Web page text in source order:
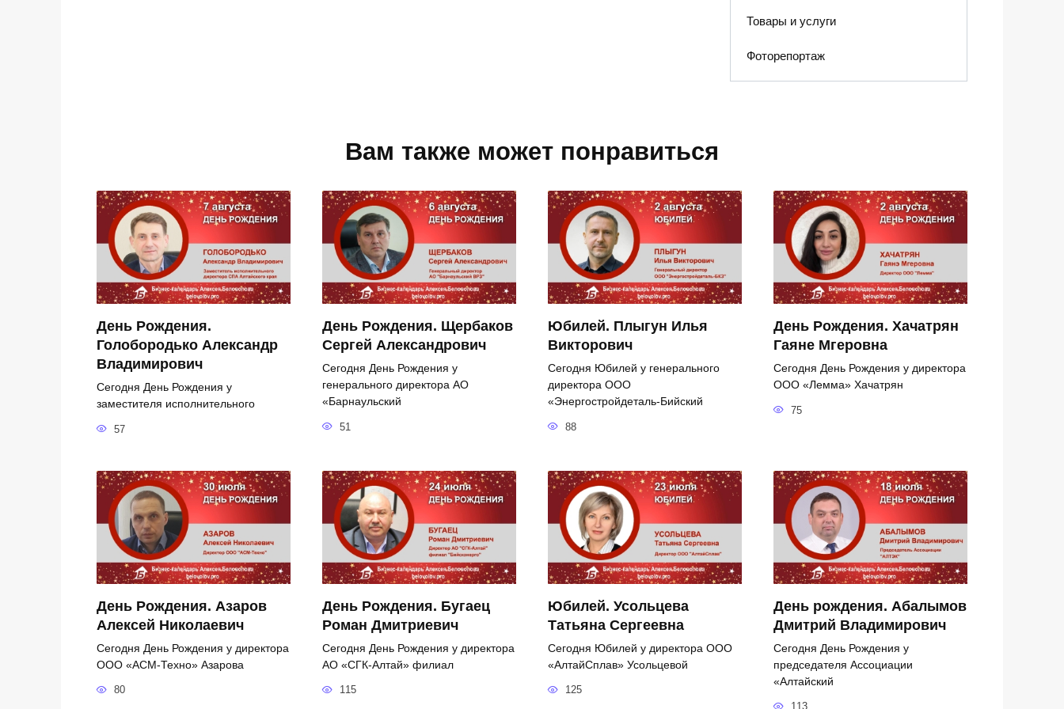
Товары и услуги
Фоторепортаж
Вам также может понравиться
День Рождения.
Голобородько Александр
Владимирович
Сегодня День Рождения у
заместителя исполнительного
57
День Рождения. Щербаков
Сергей Александрович
Сегодня День Рождения у
генерального директора АО
«Барнаульский
51
Юбилей. Плыгун Илья
Викторович
Сегодня Юбилей у генерального
директора ООО
«Энергостройдеталь-Бийский
88
День Рождения. Хачатрян
Гаяне Мгеровна
Сегодня День Рождения у директора
ООО «Лемма» Хачатрян
75
День Рождения. Азаров
Алексей Николаевич
Сегодня День Рождения у директора
ООО «АСМ-Техно» Азарова
80
День Рождения. Бугаец
Роман Дмитриевич
Сегодня День Рождения у директора
АО «СГК-Алтай» филиал
115
Юбилей. Усольцева
Татьяна Сергеевна
Сегодня Юбилей у директора ООО
«АлтайСплав» Усольцевой
125
День рождения. Абалымов
Дмитрий Владимирович
Сегодня День Рождения у
председателя Ассоциации
«Алтайский
113